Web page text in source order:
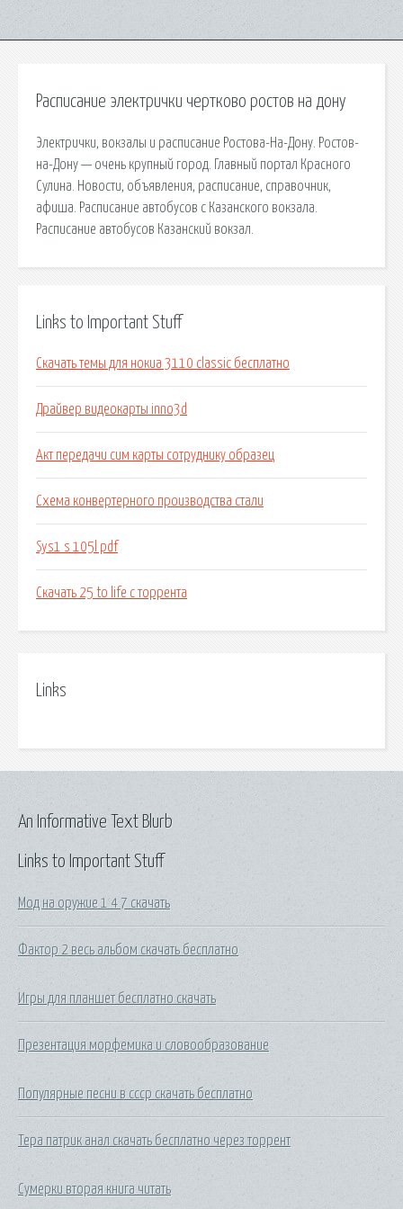
Расписание электрички чертково ростов на дону
Электрички, вокзалы и расписание Ростова-На-Дону. Ростов-
на-Дону — очень крупный город. Главный портал Красного
Сулина. Новости, объявления, расписание, справочник,
афиша. Расписание автобусов с Казанского вокзала.
Расписание автобусов Казанский вокзал.
Links to Important Stuff
Скачать темы для нокиа 3110 classic бесплатно
Драйвер видеокарты inno3d
Акт передачи сим карты сотруднику образец
Схема конвертерного производства стали
Sys1 s 105l pdf
Скачать 25 to life с торрента
Links
Links to Important Stuff
Мод на оружие 1 4 7 скачать
Фактор 2 весь альбом скачать бесплатно
Игры для планшет бесплатно скачать
Презентация морфемика и словообразование
Популярные песни в ссср скачать бесплатно
Тера патрик анал скачать бесплатно через торрент
Сумерки вторая книга читать
An Informative Text Blurb